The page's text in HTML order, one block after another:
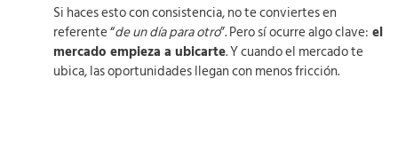
Si haces esto con consistencia, no te conviertes en
referente “de un día para otro”. Pero sí ocurre algo clave: el
mercado empieza a ubicarte. Y cuando el mercado te
ubica, las oportunidades llegan con menos fricción.